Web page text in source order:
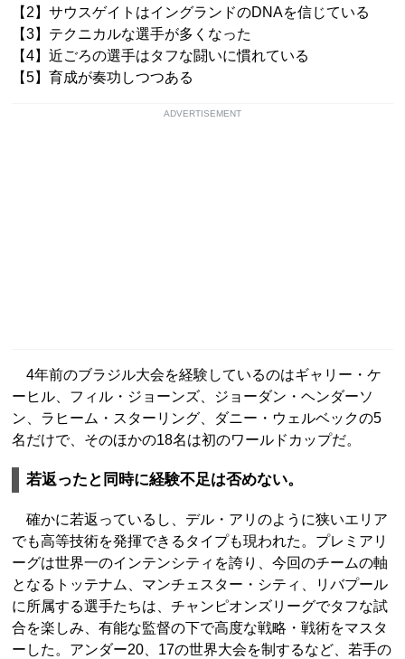
【2】サウスゲイトはイングランドのDNAを信じている
【3】テクニカルな選手が多くなった
【4】近ごろの選手はタフな闘いに慣れている
【5】育成が奏功しつつある
ADVERTISEMENT
4年前のブラジル大会を経験しているのはギャリー・ケ
ーヒル、フィル・ジョーンズ、ジョーダン・ヘンダーソ
ン、ラヒーム・スターリング、ダニー・ウェルベックの5
名だけで、そのほかの18名は初のワールドカップだ。
若返ったと同時に経験不足は否めない。
確かに若返っているし、デル・アリのように狭いエリア
でも高等技術を発揮できるタイプも現われた。プレミアリ
ーグは世界一のインテンシティを誇り、今回のチームの軸
となるトッテナム、マンチェスター・シティ、リバプール
に所属する選手たちは、チャンピオンズリーグでタフな試
合を楽しみ、有能な監督の下で高度な戦略・戦術をマスタ
ーした。アンダー20、17の世界大会を制するなど、若手の